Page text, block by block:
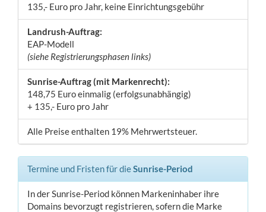
135,- Euro pro Jahr, keine Einrichtungsgebühr
Landrush-Auftrag:
EAP-Modell
(siehe Registrierungsphasen links)
Sunrise-Auftrag (mit Markenrecht):
148,75 Euro einmalig (erfolgsunabhängig)
+ 135,- Euro pro Jahr
Alle Preise enthalten 19% Mehrwertsteuer.
Termine und Fristen für dieSunrise-Period
In der Sunrise-Period können Markeninhaber ihre
Domains bevorzugt registrieren, sofern die Marke